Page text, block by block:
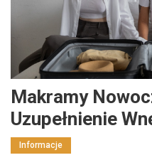
Makramy
Uzupełnienie
Informacje